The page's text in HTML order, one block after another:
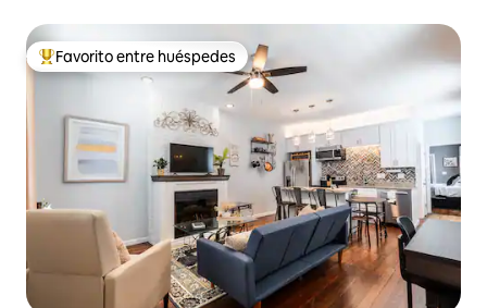
Favorito entre los huéspedes más destacados
Favorito entre huéspedes